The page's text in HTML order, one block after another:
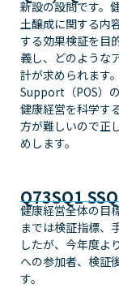
新設の設問です。
土醸成に関する内
する効果検証を目
義し、どのような
計が求められます
Support（POS）
健康経営を科学す
方が難しいので正
めします。
Q73SQ1
健康経営全体の目
までは検証指標、
したが、今年度よ
への参加者、検証
す。